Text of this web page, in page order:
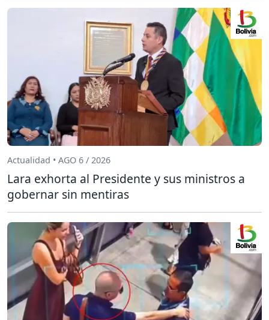
Actualidad • AGO 6 / 2026
Lara exhorta al Presidente y sus ministros a
gobernar sin mentiras